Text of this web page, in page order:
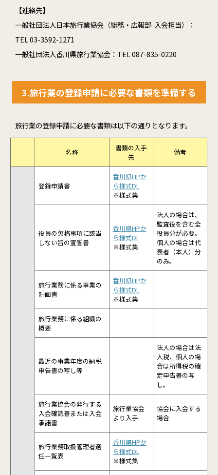
【連絡先】
一般社団法人日本旅行業協会（総務・広報部 入会担当）：
TEL 03-3592-1271
一般社団法人香川県旅行業協会：TEL 087-835-0220
3.旅行業の登録申請に必要な書類を準備する
旅行業の登録申請に必要な書類は以下の通りとなります。
名称
書類の入手
先
備考
登録申請書
香川県HPか
ら様式DL
※様式集
役員の欠格事項に該当
しない旨の宣誓書
香川県HPか
ら様式DL
※様式集
法人の場合は、
監査役を含む全
役員分が必要。
個人の場合は代
表者（本人）分
のみ。
旅行業務に係る事業の
計画書
香川県HPか
ら様式DL
※様式集
旅行業務に係る組織の
概要
最近の事業年度の納税
申告書の写し等
法人の場合は法
人税、個人の場
合は所得税の確
定申告書の写
し。
旅行業協会の発行する
入会確認書または入会
承諾書
旅行業協会
より入手
協会に入会する
場合
旅行業務取扱管理者選
任一覧表
香川県HPか
ら様式DL
※様式集